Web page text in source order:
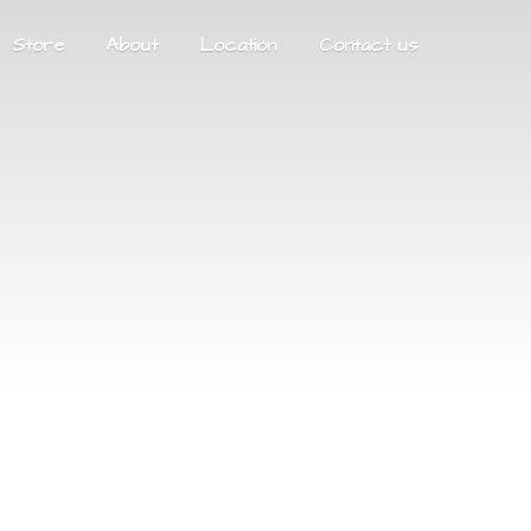
Store About Location Contact us